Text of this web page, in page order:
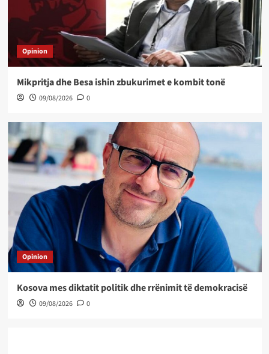
Opinion
Mikpritja dhe Besa ishin zbukurimet e kombit tonë
09/08/2026 0
Opinion
Kosova mes diktatit politik dhe rrënimit të demokracisë
09/08/2026 0